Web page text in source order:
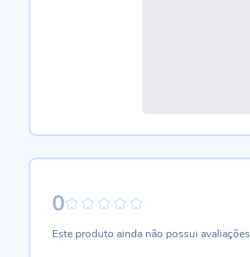
0
Este produto ainda não possui avaliações